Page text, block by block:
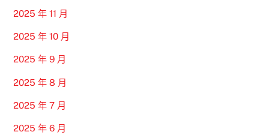
2025 年 11 月
2025 年 10 月
2025 年 9 月
2025 年 8 月
2025 年 7 月
2025 年 6 月